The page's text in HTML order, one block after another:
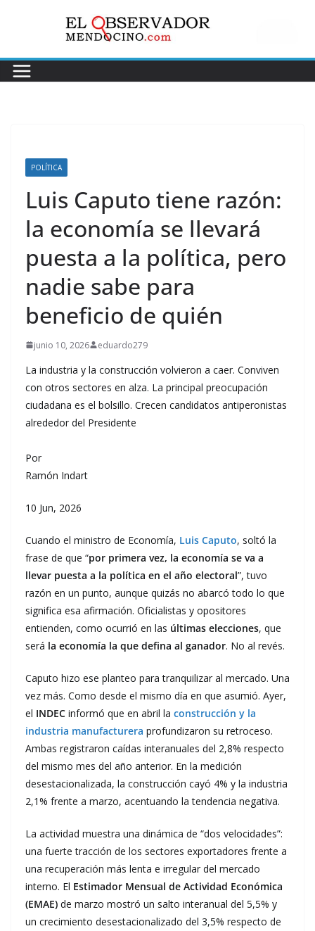
POLÍTICA
Luis Caputo tiene razón:
la economía se llevará
puesta a la política, pero
nadie sabe para
beneficio de quién
junio 10, 2026 eduardo279
La industria y la construcción volvieron a caer. Conviven
con otros sectores en alza. La principal preocupación
ciudadana es el bolsillo. Crecen candidatos antiperonistas
alrededor del Presidente
Por
Ramón Indart
10 Jun, 2026
Cuando el ministro de Economía, Luis Caputo, soltó la
frase de que “por primera vez, la economía se va a
llevar puesta a la política en el año electoral”, tuvo
razón en un punto, aunque quizás no abarcó todo lo que
significa esa afirmación. Oficialistas y opositores
entienden, como ocurrió en las últimas elecciones, que
será la economía la que defina al ganador. No al revés.
Caputo hizo ese planteo para tranquilizar al mercado. Una
vez más. Como desde el mismo día en que asumió. Ayer,
el INDEC informó que en abril la construcción y la
industria manufacturera profundizaron su retroceso.
Ambas registraron caídas interanuales del 2,8% respecto
del mismo mes del año anterior. En la medición
desestacionalizada, la construcción cayó 4% y la industria
2,1% frente a marzo, acentuando la tendencia negativa.
La actividad muestra una dinámica de “dos velocidades”:
una fuerte tracción de los sectores exportadores frente a
una recuperación más lenta e irregular del mercado
interno. El Estimador Mensual de Actividad Económica
(EMAE) de marzo mostró un salto interanual del 5,5% y
un crecimiento desestacionalizado del 3,5% respecto de